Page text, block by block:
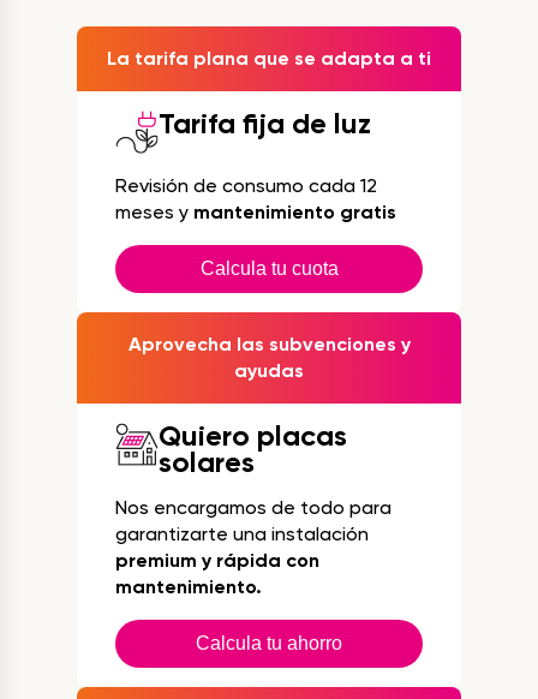
La tarifa plana que se adapta a ti
Tarifa fija de luz
Revisión de consumo cada 12
meses y mantenimiento gratis
Calcula tu cuota
Aprovecha las subvenciones y
ayudas
Quiero placas
solares
Nos encargamos de todo para
garantizarte una instalación
premium y rápida con
mantenimiento.
Calcula tu ahorro